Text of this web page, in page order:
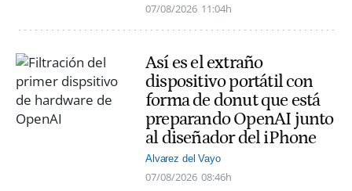
07/08/2026 11:04h
Así es el extraño
dispositivo portátil con
forma de donut que está
preparando OpenAI junto
al diseñador del iPhone
Alvarez del Vayo
07/08/2026 08:46h